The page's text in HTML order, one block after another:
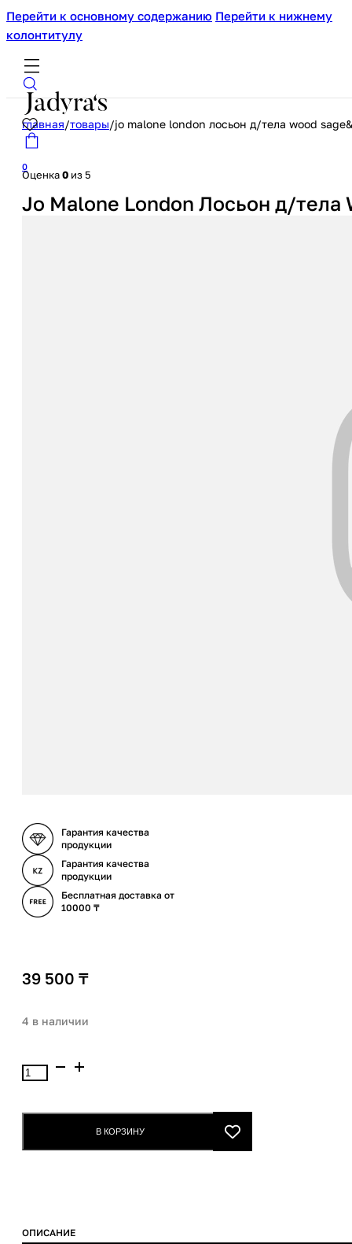
Перейти к основному содержанию Перейти к нижнему
колонтитулу
0
главная/товары/jo malone london лосьон д/тела wood
Оценка0 из 5
Jo Malone London Лосьон д/тела
Гарантия качества
продукции
Гарантия качества
продукции
Бесплатная доставка от
10000 ₸
39 500 ₸
4 в наличии
Количество
товара
Sage&Sea
В КОРЗИНУ
ОПИСАНИЕ